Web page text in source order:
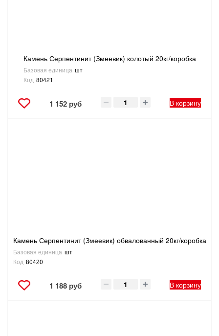
Камень Серпентинит (Змеевик) колотый 20кг/коробка
Базовая единица шт
Код 80421
1 152 руб В корзину
Камень Серпентинит (Змеевик) обвалованный 20кг/коробка
Базовая единица шт
Код 80420
1 188 руб В корзину